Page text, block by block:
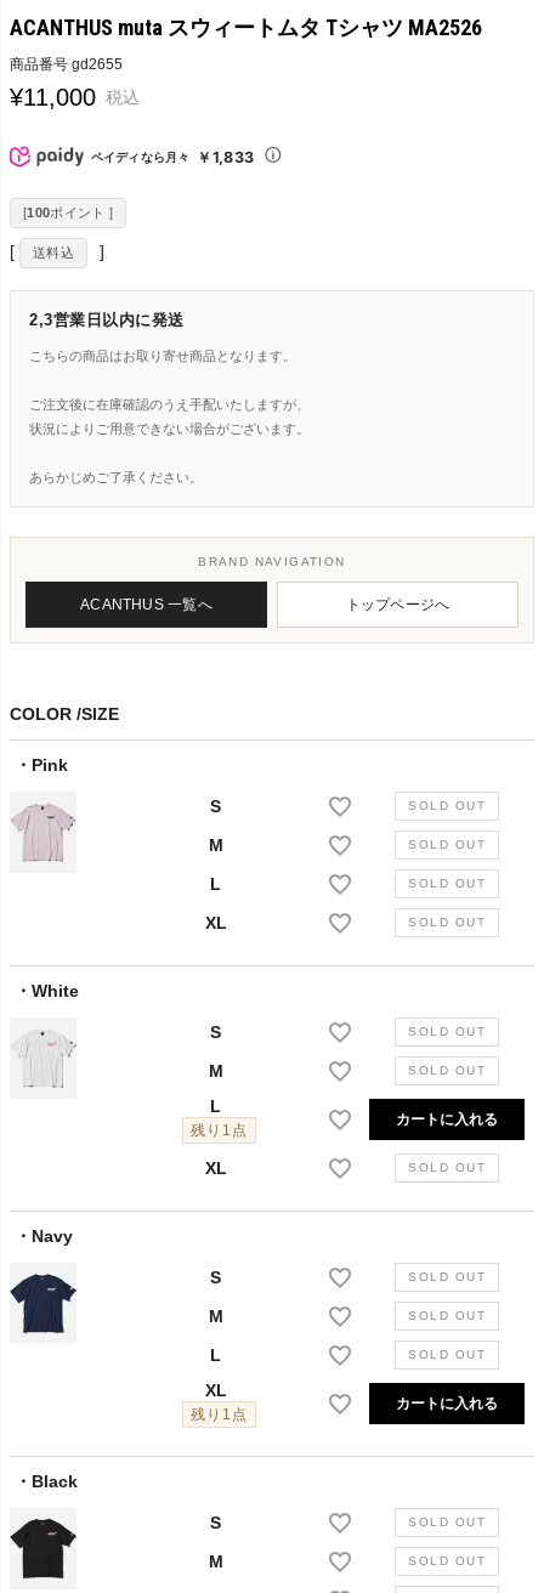
ACANTHUS muta スウィートムタ Tシャツ MA2526
商品番号 gd2655
¥11,000 税込
ペイディなら月々 ￥1,833
[100ポイント ]
送料込
2,3営業日以内に発送
こちらの商品はお取り寄せ商品となります。
ご注文後に在庫確認のうえ手配いたしますが、
状況によりご用意できない場合がございます。
あらかじめご了承ください。
BRAND NAVIGATION
ACANTHUS 一覧へ トップページへ
COLOR SIZE
Pink
S
M
L
XL
White
S
M
L
残り1点
カートに入れる
XL
Navy
S
M
L
XL
残り1点
カートに入れる
Black
S
M